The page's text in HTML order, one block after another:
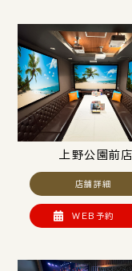
上野公園前店
店舗詳細
WEB予約